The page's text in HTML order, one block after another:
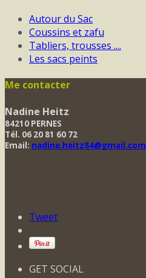
Autour du Sac
Coussins et zafu
Tabliers, trousses ....
Les sacs peints
Me contacter
Nadine Heitz
84210 PERNES
Tél. 06 20 81 60 72
Email: nadine.heitz84@gmail.com
Tweet
GET SOCIAL